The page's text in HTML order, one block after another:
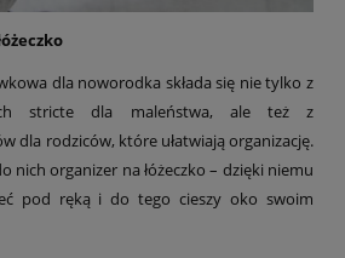
dla noworodka składa się nie tylko z
stricte dla maleństwa, ale też z
dla rodziców, które ułatwiają organizację.
nich organizer na łóżeczko – dzięki niemu
pod ręką i do tego cieszy oko swoim